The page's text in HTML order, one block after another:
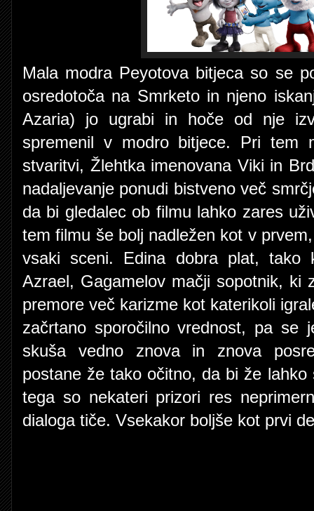
Mala modra Peyotova bitjeca so se
osredotoča na Smrketo in njeno
Azaria) jo ugrabi in hoče od nje
spremenil v modro bitjece. Pri tem
stvaritvi, Žlehtka imenovana Viki in
nadaljevanje ponudi bistveno več
da bi gledalec ob filmu lahko zares
tem filmu še bolj nadležen kot v
vsaki sceni. Edina dobra plat,
Azrael, Gagamelov mačji sopotnik, ki
premore več karizme kot katerikoli
začrtano sporočilno vrednost, pa se
skuša vedno znova in znova
postane že tako očitno, da bi že
tega so nekateri prizori res
dialoga tiče. Vsekakor boljše kot prvi